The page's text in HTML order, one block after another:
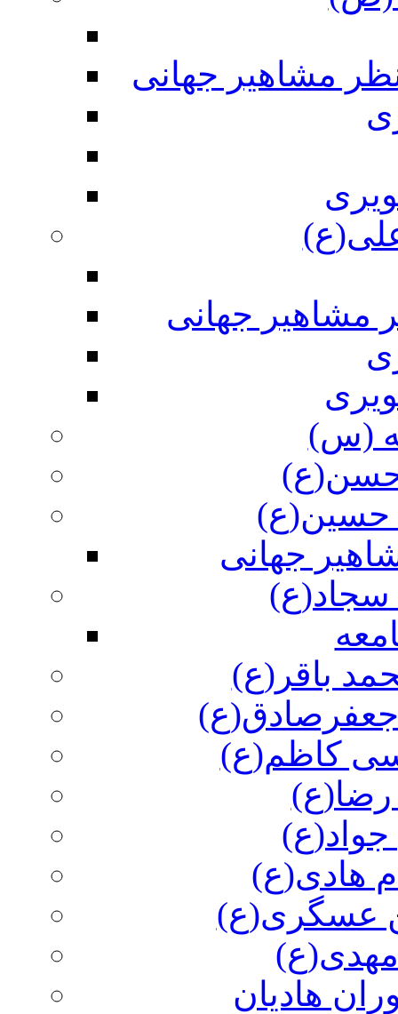
مشاهیر جهانی
مشاهیر جهانی
(س)
حسن(ع)
حسین(ع)
جهانی
سجاد(ع)
باقر(ع)
جعفرصادق(ع)
کاظم(ع)
هادی(ع)
عسگری(ع)
هادیان